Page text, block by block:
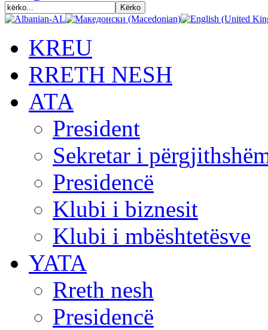
KREU
RRETH NESH
АТА
President
Sekretar i
Presidencë
Klubi i biznesit
Klubi i mbështetësve
YATA
Rreth nesh
Presidencë